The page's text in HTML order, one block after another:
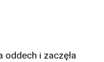
oddech i zaczęła